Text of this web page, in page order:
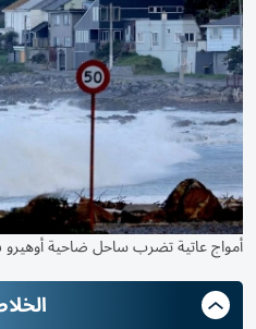
أمواج عاتية تضرب ساحل ضاحية أوهيرو